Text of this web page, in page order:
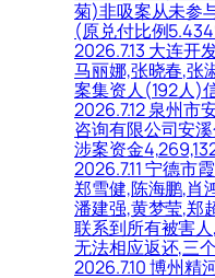
菊)非吸案从未参
(原兑付比例
2026.7.13 大连开
马丽娜,张晓春,张
案集资人(192人)
2026.7.12 泉州市
咨询有限公司安
涉案资金
2026.7.11 宁德市
郑雪健,陈海鹏,肖
潘建强,黄梦莹,郑
联系到所有被害
无法相应返还,三
2026.7.10 博州精